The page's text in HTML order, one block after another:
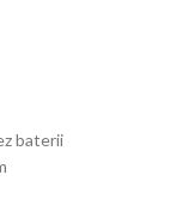
baterii